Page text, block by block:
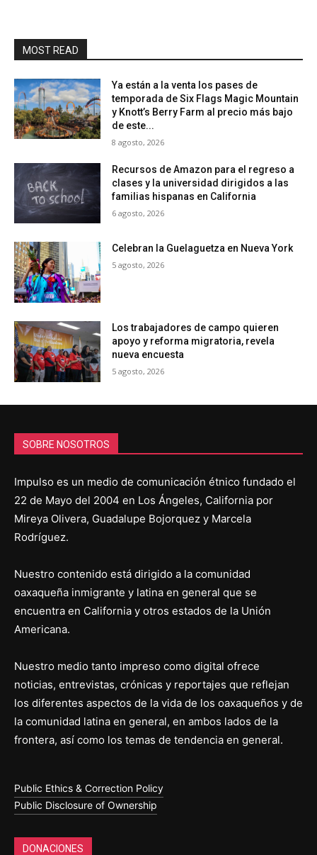
MOST READ
Ya están a la venta los pases de
temporada de Six Flags Magic Mountain
y Knott’s Berry Farm al precio más bajo
de este...
8 agosto, 2026
Recursos de Amazon para el regreso a
clases y la universidad dirigidos a las
familias hispanas en California
6 agosto, 2026
Celebran la Guelaguetza en Nueva York
5 agosto, 2026
Los trabajadores de campo quieren
apoyo y reforma migratoria, revela
nueva encuesta
5 agosto, 2026
SOBRE NOSOTROS
Impulso es un medio de comunicación étnico fundado el
22 de Mayo del 2004 en Los Ángeles, California por
Mireya Olivera, Guadalupe Bojorquez y Marcela
Rodríguez.
Nuestro contenido está dirigido a la comunidad
oaxaqueña inmigrante y latina en general que se
encuentra en California y otros estados de la Unión
Americana.
Nuestro medio tanto impreso como digital ofrece
noticias, entrevistas, crónicas y reportajes que reflejan
los diferentes aspectos de la vida de los oaxaqueños y de
la comunidad latina en general, en ambos lados de la
frontera, así como los temas de tendencia en general.
Public Ethics & Correction Policy
Public Disclosure of Ownership
DONACIONES